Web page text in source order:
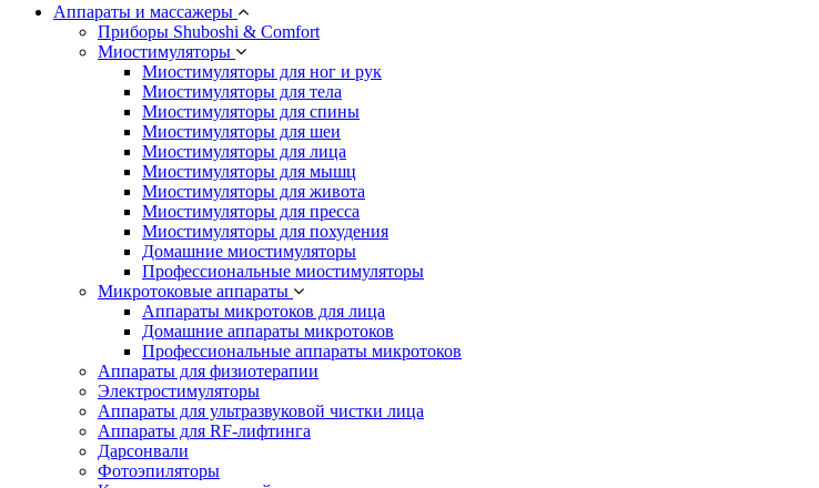
Аппараты и массажеры
Приборы Shuboshi & Comfort
Миостимуляторы
Миостимуляторы для ног и рук
Миостимуляторы для тела
Миостимуляторы для спины
Миостимуляторы для шеи
Миостимуляторы для лица
Миостимуляторы для мышц
Миостимуляторы для живота
Миостимуляторы для пресса
Миостимуляторы для похудения
Домашние миостимуляторы
Профессиональные миостимуляторы
Микротоковые аппараты
Аппараты микротоков для лица
Домашние аппараты микротоков
Профессиональные аппараты микротоков
Аппараты для физиотерапии
Электростимуляторы
Аппараты для ультразвуковой чистки лица
Аппараты для RF-лифтинга
Дарсонвали
Фотоэпиляторы